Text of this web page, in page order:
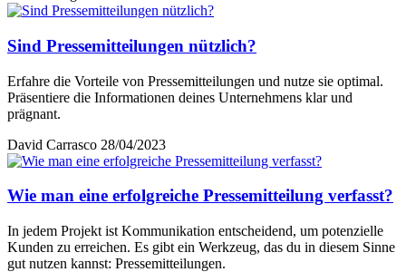
Sind Pressemitteilungen nützlich?
Erfahre die Vorteile von Pressemitteilungen und nutze sie optimal.
Präsentiere die Informationen deines Unternehmens klar und
prägnant.
David Carrasco 28/04/2023
Wie man eine erfolgreiche Pressemitteilung verfasst?
In jedem Projekt ist Kommunikation entscheidend, um potenzielle
Kunden zu erreichen. Es gibt ein Werkzeug, das du in diesem Sinne
gut nutzen kannst: Pressemitteilungen.